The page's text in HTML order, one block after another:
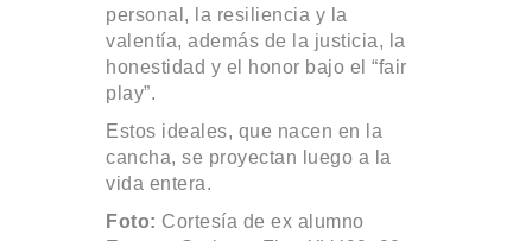
personal, la resiliencia y la
valentía, además de la justicia, la
honestidad y el honor bajo el “fair
play”.
Estos ideales, que nacen en la
cancha, se proyectan luego a la
vida entera.
Foto: Cortesía de ex alumno